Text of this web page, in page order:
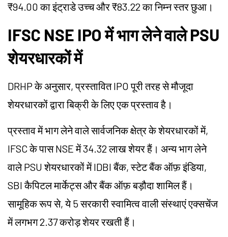
₹94.00 का इंट्राडे उच्च और ₹83.22 का निम्न स्तर छुआ।
IFSC NSE IPO में भाग लेने वाले PSU
शेयरधारकों में
DRHP के अनुसार, प्रस्तावित IPO पूरी तरह से मौजूदा
शेयरधारकों द्वारा बिक्री के लिए एक प्रस्ताव है।
प्रस्ताव में भाग लेने वाले सार्वजनिक क्षेत्र के शेयरधारकों में,
IFSC के पास NSE में 34.32 लाख शेयर हैं। अन्य भाग लेने
वाले PSU शेयरधारकों में IDBI बैंक, स्टेट बैंक ऑफ़ इंडिया,
SBI कैपिटल मार्केट्स और बैंक ऑफ़ बड़ौदा शामिल हैं।
सामूहिक रूप से, ये 5 सरकारी स्वामित्व वाली संस्थाएं एक्सचेंज
में लगभग 2.37 करोड़ शेयर रखती हैं।